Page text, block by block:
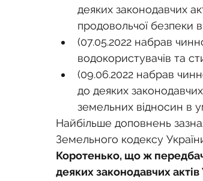
Нормативно-грошова оцінка
Державна
Загальні правові питання
деяких законодавчих
продовольчої безпеки
(07.05.2022 набрав
водокористувачів та
(09.06.2022 набрав
до деяких
земельних відносин в
Найбільше доповнень
Земельного кодексу
Коротенько, що ж
деяких законодавчих